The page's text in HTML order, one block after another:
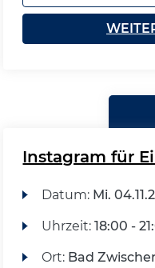
Instagram für
Datum: Mi.
Uhrzeit: 18:00 -
Ort: Bad